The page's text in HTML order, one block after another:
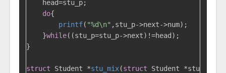
    head=stu_p;
do{
printf( "%d\n" ,stu_p->next->num);
    }
while((stu_p=stu_p->next)!=head);
}
struct Student *stu_mix(struct Student *stu_a,